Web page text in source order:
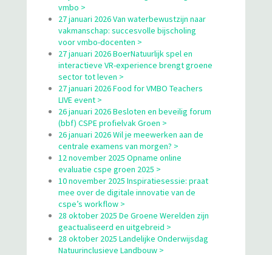
vmbo >
27 januari 2026 Van waterbewustzijn naar
vakmanschap: succesvolle bijscholing
voor vmbo-docenten >
27 januari 2026 BoerNatuurlijk spel en
interactieve VR-experience brengt groene
sector tot leven >
27 januari 2026 Food for VMBO Teachers
LIVE event >
26 januari 2026 Besloten en beveilig forum
(bbf) CSPE profielvak Groen >
26 januari 2026 Wil je meewerken aan de
centrale examens van morgen? >
12 november 2025 Opname online
evaluatie cspe groen 2025 >
10 november 2025 Inspiratiesessie: praat
mee over de digitale innovatie van de
cspe’s workflow >
28 oktober 2025 De Groene Werelden zijn
geactualiseerd en uitgebreid >
28 oktober 2025 Landelijke Onderwijsdag
Natuurinclusieve Landbouw >